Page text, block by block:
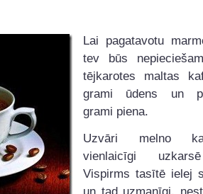
Lai pagatavotu
tev būs
tējkarotes maltas
grami ūdens un
grami piena.
Uzvāri melno
vienlaicīgi
Vispirms tasītē ielej